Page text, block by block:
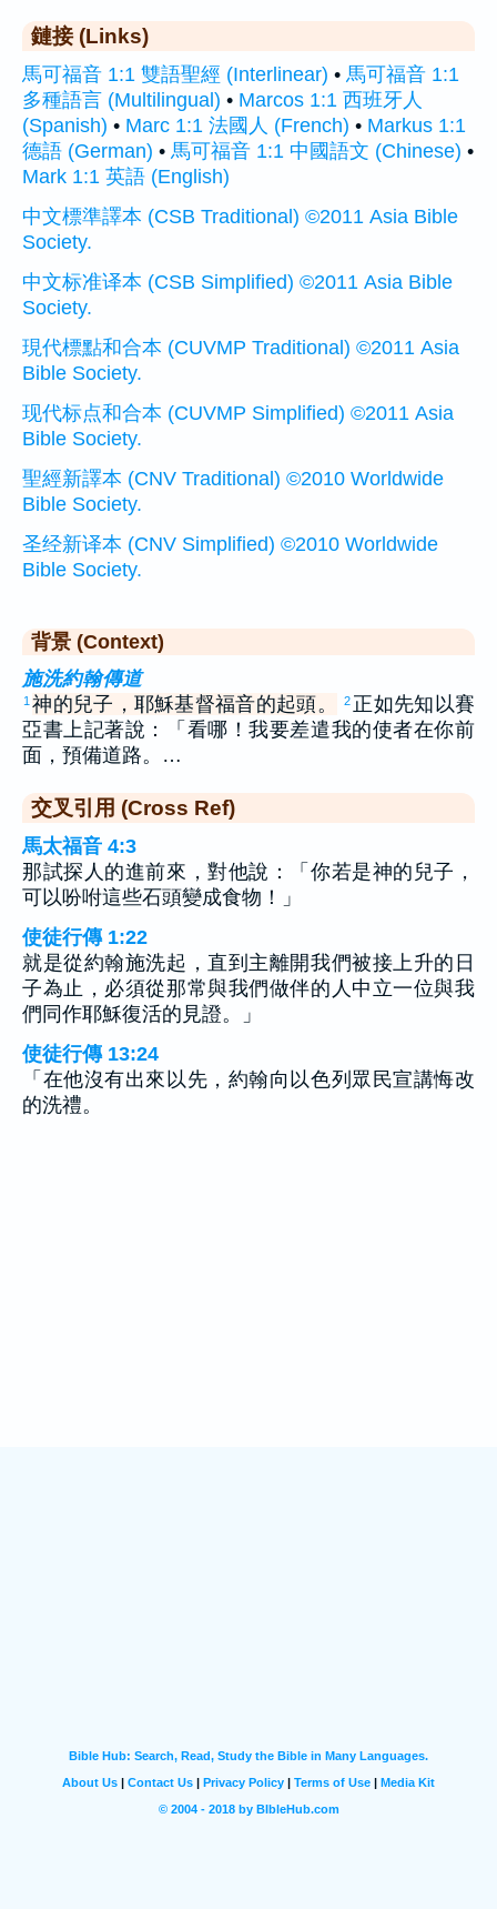
鏈接 (Links)
馬可福音 1:1 雙語聖經 (Interlinear) • 馬可福音 1:1
多種語言 (Multilingual) • Marcos 1:1 西班牙人
(Spanish) • Marc 1:1 法國人 (French) • Markus 1:1
德語 (German) • 馬可福音 1:1 中國語文 (Chinese) •
Mark 1:1 英語 (English)
中文標準譯本 (CSB Traditional) ©2011 Asia Bible
Society.
中文标准译本 (CSB Simplified) ©2011 Asia Bible
Society.
現代標點和合本 (CUVMP Traditional) ©2011 Asia
Bible Society.
现代标点和合本 (CUVMP Simplified) ©2011 Asia
Bible Society.
聖經新譯本 (CNV Traditional) ©2010 Worldwide
Bible Society.
圣经新译本 (CNV Simplified) ©2010 Worldwide
Bible Society.
背景 (Context)
施洗約翰傳道
1 神的兒子，耶穌基督福音的起頭。 2 正如先知以賽
亞書上記著說：「看哪！我要差遣我的使者在你前
面，預備道路。…
交叉引用 (Cross Ref)
馬太福音 4:3
那試探人的進前來，對他說：「你若是神的兒子，
可以吩咐這些石頭變成食物！」
使徒行傳 1:22
就是從約翰施洗起，直到主離開我們被接上升的日
子為止，必須從那常與我們做伴的人中立一位與我
們同作耶穌復活的見證。」
使徒行傳 13:24
「在他沒有出來以先，約翰向以色列眾民宣講悔改
的洗禮。